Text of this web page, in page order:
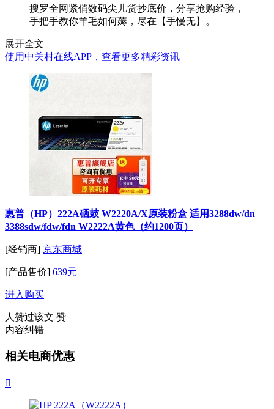
搜罗全网紧俏数码尖儿货抄底价，分享抢购经验，
手把手教你羊毛如何薅，尽在【手慢无】。
展开全文
使用中关村在线APP，查看更多精彩资讯
惠普（HP）222A硒鼓 W2220A/X原装粉盒 适用3288dw/dn
3388sdw/fdw/fdn W2222A黄色（约1200页）
[经销商] 京东商城
[产品售价] 639元
进入购买
人赞过该文 赞
内容纠错
相关电商优惠
